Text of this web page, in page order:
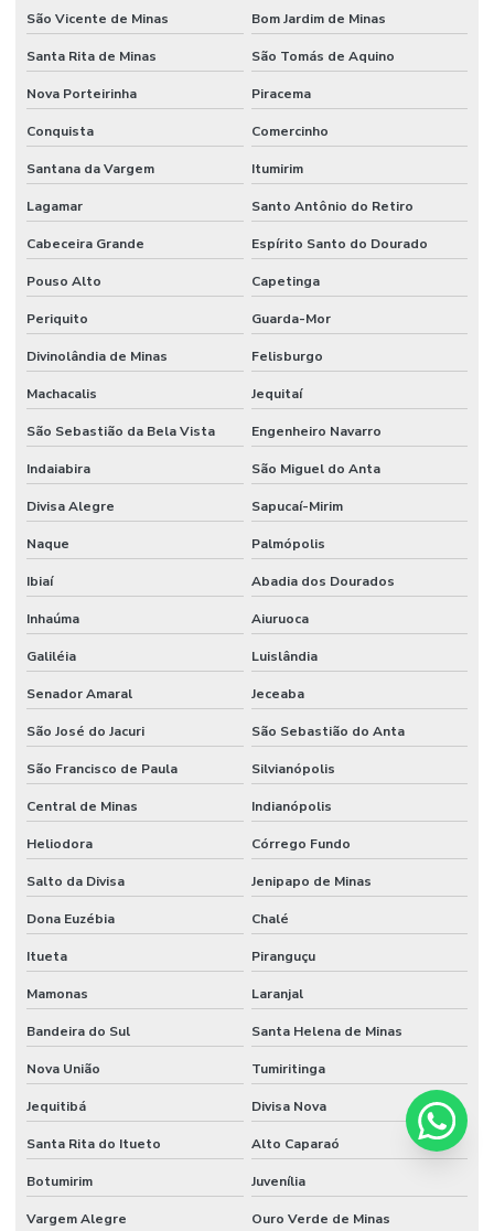
São Vicente de Minas Bom Jardim de Minas
Santa Rita de Minas São Tomás de Aquino
Nova Porteirinha Piracema
Conquista Comercinho
Santana da Vargem Itumirim
Lagamar Santo Antônio do Retiro
Cabeceira Grande Espírito Santo do Dourado
Pouso Alto Capetinga
Periquito Guarda-Mor
Divinolândia de Minas Felisburgo
Machacalis Jequitaí
São Sebastião da Bela Vista Engenheiro Navarro
Indaiabira São Miguel do Anta
Divisa Alegre Sapucaí-Mirim
Naque Palmópolis
Ibiaí Abadia dos Dourados
Inhaúma Aiuruoca
Galiléia Luislândia
Senador Amaral Jeceaba
São José do Jacuri São Sebastião do Anta
São Francisco de Paula Silvianópolis
Central de Minas Indianópolis
Heliodora Córrego Fundo
Salto da Divisa Jenipapo de Minas
Dona Euzébia Chalé
Itueta Piranguçu
Mamonas Laranjal
Bandeira do Sul Santa Helena de Minas
Nova União Tumiritinga
Jequitibá Divisa Nova
Santa Rita do Itueto Alto Caparaó
Botumirim Juvenília
Vargem Alegre Ouro Verde de Minas